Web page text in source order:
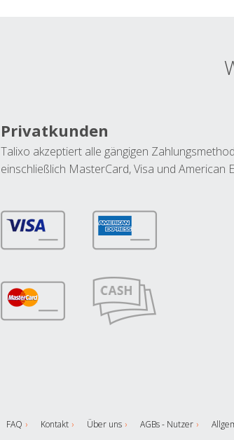
Privatkunden
Talixo akzeptiert alle gängigen
einschließlich MasterCard, Visa und American
FAQ Kontakt Über uns AGBs - Nutzer